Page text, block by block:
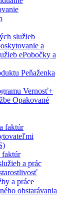
služieb
a
ePobočky a
Peňaženka
Vernosť+
Opakované
faktúr
faktúr
a prác
a práce
obstarávania